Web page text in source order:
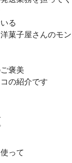
る
菓子屋さんのモ
褒美
の紹介です
って